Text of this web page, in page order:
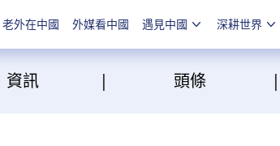
老外在中國 外媒看中國 遇見中國 深耕世界
資訊 | 頭條